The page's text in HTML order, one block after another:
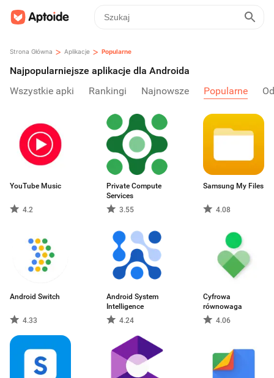
Strona Główna > Aplikacje > Popularne
Najpopularniejsze aplikacje dla Androida
Wszystkie apki
Rankingi Najnowsze Popularne
YouTube Music
4.2
Private Compute
Services
3.55
Samsung My Files
4.08
Android Switch
4.33
Android System
Intelligence
4.24
Cyfrowa
równowaga
4.06